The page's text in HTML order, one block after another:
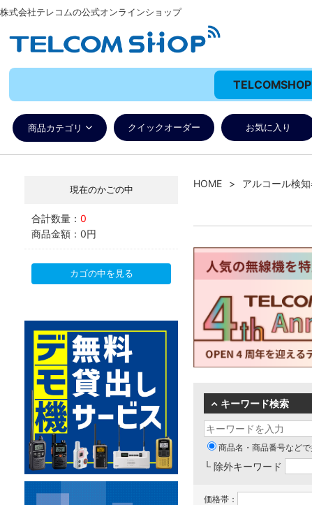
株式会社テレコムの公式オンラインショップ
商品カテゴリ クイックオーダー お気に入り
現在のかごの中
合計数量： 0
商品金額： 0円
カゴの中を見る
HOME アルコール検
キーワード検索
商品名・商品番号など
└ 除外キーワード
価格帯：